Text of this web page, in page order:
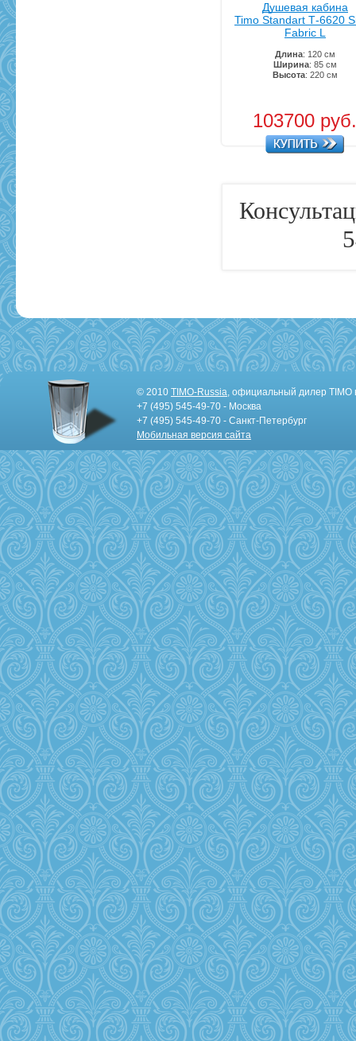
Душевая кабина
Timo Standart Т-6620
Fabric L
Длина: 120 см
Ширина: 85 см
Высота: 220 см
103700
© 2010 TIMO-Russia, официальный дилер TIMO
+7 (495) 545-49-70 - Москва
+7 (495) 545-49-70 - Санкт-Петербург
Мобильная версия сайта